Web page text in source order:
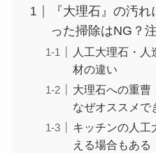
『大理石』の汚
った掃除はNG？
人工大理石・
材の違い
大理石への重曹
なぜオススメで
キッチンの人工
える場合もある